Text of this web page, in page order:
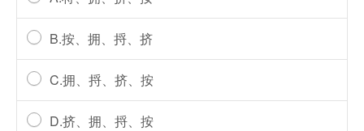
B.按、拥、捋、挤
C.拥、捋、挤、按
D.挤、拥、捋、按